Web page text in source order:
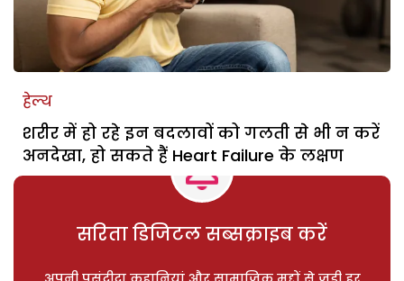
हेल्थ
शरीर में हो रहे इन बदलावों को गलती से भी न करें
अनदेखा, हो सकते हैं Heart Failure के लक्षण
सरिता डिजिटल सब्सक्राइब करें